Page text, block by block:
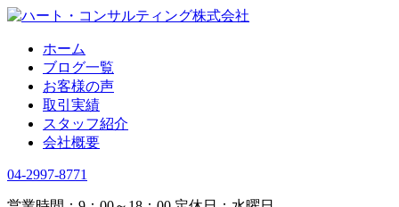
ホーム
ブログ一覧
お客様の声
取引実績
スタッフ紹介
会社概要
04-2997-8771